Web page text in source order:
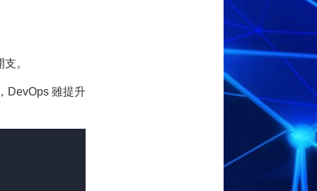
。
DevOps 雖提升